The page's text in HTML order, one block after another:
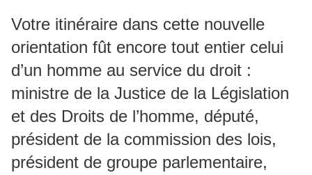
Votre itinéraire dans cette nouvelle
orientation fût encore tout entier celui
d’un homme au service du droit :
ministre de la Justice de la Législation
et des Droits de l’homme, député,
président de la commission des lois,
président de groupe parlementaire,